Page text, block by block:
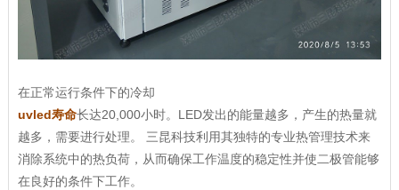
在正常运行条件下的冷却
uvled寿命长达20,000小时。LED发出的能量越多，产生的热量就
越多，需要进行处理。 三昆科技利用其独特的专业热管理技术来
消除系统中的热负荷，从而确保工作温度的稳定性并使二极管能够
在良好的条件下工作。